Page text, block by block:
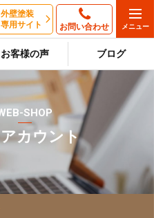
外壁塗装
専用サイト
お問い合わせ
お客様の声 ブログ
SHOP
カウント